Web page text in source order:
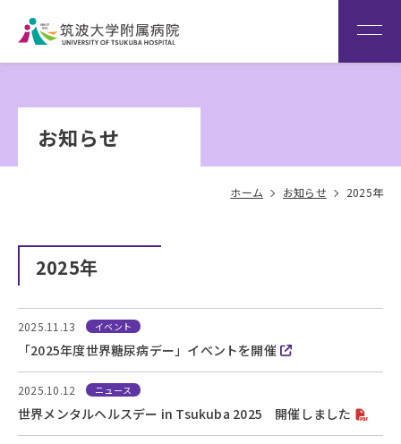
患者さん専用回線
（※本院は全科予約制です）
Language
お知らせ
ホーム お知らせ 2025年
2025年
2025.11.13 イベント
「2025年度世界糖尿病デー」イベントを開催
2025.10.12 ニュース
世界メンタルヘルスデー in Tsukuba 2025 開催しました